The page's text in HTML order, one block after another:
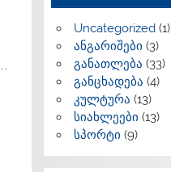
Uncategorized(1)
ანგარიშები (3)
განათლება (33)
განცხადება (4)
კულტურა (13)
სიახლეები (13)
სპორტი (9)